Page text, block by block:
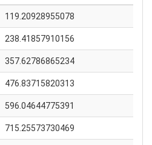
119.20928955078
238.41857910156
357.62786865234
476.83715820313
596.04644775391
715.25573730469